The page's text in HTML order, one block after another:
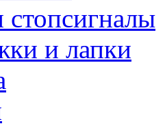
и лапки